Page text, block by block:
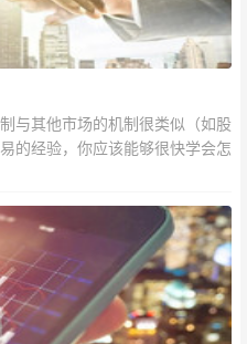
与其他市场的机制很类似（如股
的经验，你应该能够很快学会怎